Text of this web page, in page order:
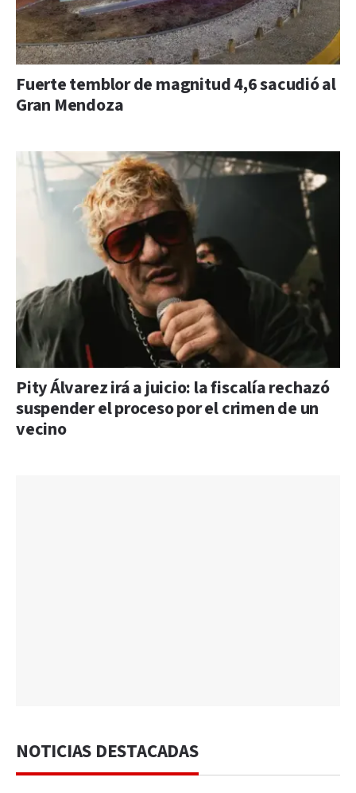
Fuerte temblor de magnitud 4,6 sacudió al
Gran Mendoza
Pity Álvarez irá a juicio: la fiscalía rechazó
suspender el proceso por el crimen de un
vecino
NOTICIAS DESTACADAS